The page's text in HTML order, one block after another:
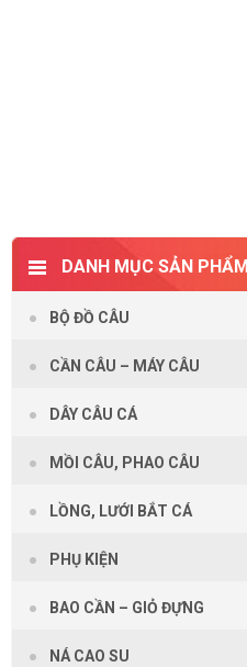
DANH MỤC SẢN PHẨM
BỘ ĐỒ CÂU
CẦN CÂU – MÁY CÂU
DÂY CÂU CÁ
MỒI CÂU, PHAO CÂU
LỒNG, LƯỚI BẮT CÁ
PHỤ KIỆN
BAO CẦN – GIỎ ĐỰNG
NÁ CAO SU